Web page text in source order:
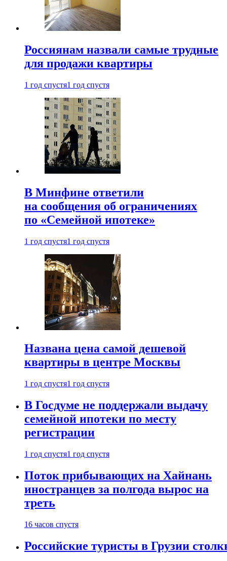
Россиянам назвали самые трудные
для продажи квартиры
1 год спустя1 год спустя
В Минфине ответили
на сообщения об ограничениях
по «Семейной ипотеке»
1 год спустя1 год спустя
Названа цена самой дешевой
квартиры в центре Москвы
1 год спустя1 год спустя
В Госдуме не поддержали выдачу
семейной ипотеки по месту
регистрации
1 год спустя1 год спустя
Поток прибывающих на Хайнань
иностранцев за полгода вырос на
треть
16 часов спустя
Российские туристы в Грузии